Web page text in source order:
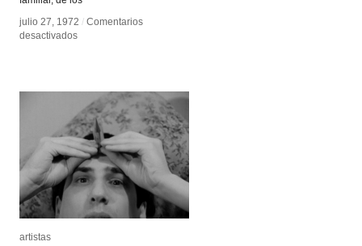
julio 27, 1972 / Comentarios
desactivadosen
julio 27, 1972 / Comentarios
desactivadosen
artistas
artistas